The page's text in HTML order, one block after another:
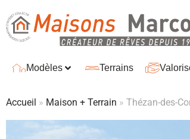
Modèles Terrains
Accueil » Maison + Terrain » Thézan-des-